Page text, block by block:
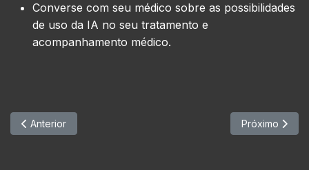
Converse com seu médico sobre as possibilidades
de uso da IA no seu tratamento e
acompanhamento médico.
Artigo anterior: A Difícil Distinção Entre Textos Criados Por
Anterior Próximo
Próximo